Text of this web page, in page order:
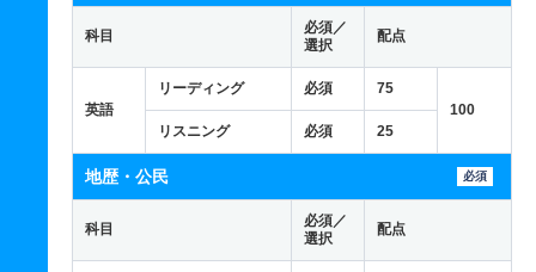
科目
必須／
選択
配点
英語
リーディング 必須
75
100
リスニング
必須 25
地歴・公民 必須
科目
必須／
選択
配点